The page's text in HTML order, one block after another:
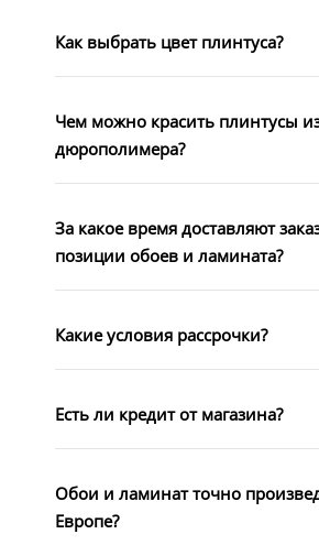
Как выбрать цвет плинтуса?
Чем можно красить плинтусы
дюрополимера?
За какое время доставляют
позиции обоев и ламината?
Какие условия рассрочки?
Есть ли кредит от магазина?
Обои и ламинат точно
Европе?